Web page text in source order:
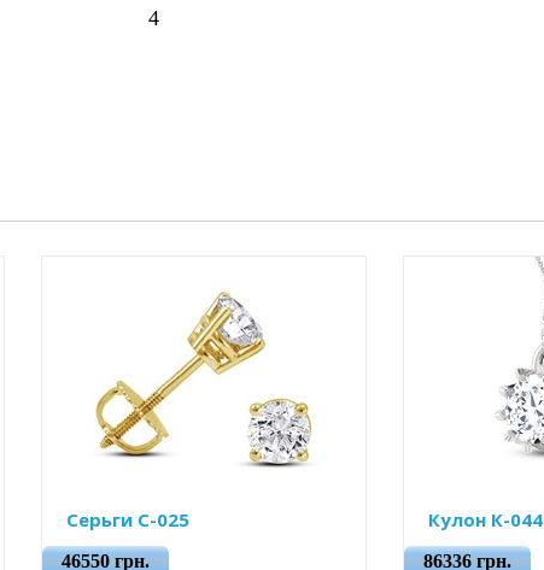
4
Серьги С-025
46550 грн.
Кулон К-044
86336 грн.